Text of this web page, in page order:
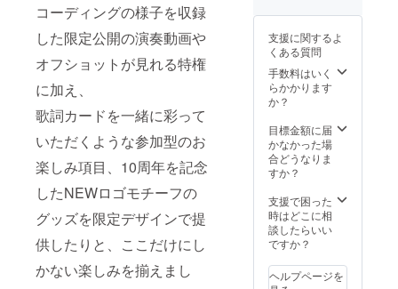
コーディングの様子を収録
した限定公開の演奏動画や
オフショットが見れる特権
に加え、
歌詞カードを一緒に彩って
いただくような参加型のお
楽しみ項目、10周年を記念
したNEWロゴモチーフの
グッズを限定デザインで提
供したりと、ここだけにし
かない楽しみを揃えまし
りと、
お好き
な形で
の参加
プラン
を予定
す） ＜
お名前
クレ
て＞ ※
支援
時、必
ず備考
希望の
※ハンド
クラッ
プやラ
ララ
コーラ
スのみ
可能で
す。 ※
メン
レコー
ディン
グする
様子も
ただけ
近郊・
都内１
時間圏
内）と
させて
いただ
現地ま
での交
通費や
経費は
お手数
ですが
支援者
にご負
担いた
す。(完
成した
楽曲の
原盤権
はバン
ド（起
しま
す。 ) --
-----------
------ あ
なたの
曲、作
ります
の人生
を歌に
「10周
ロゴ入
りマグ
カッ
プ」
☆CDメ
直筆
メッ
セージ
付き
枚組
（６曲
入り
ニュー
ルバム
＋10周
支援に関するよ
くある質問
手数料はいく
らかかります
か？
目標金額に届
かなかった場
合どうなりま
すか？
支援で困った
時はどこに相
談したらいい
ですか？
ヘルプページを